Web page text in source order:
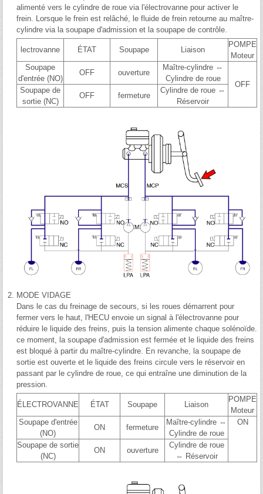
alimenté vers le cylindre de roue via l'électrovanne pour activer le
frein. Lorsque le frein est relâché, le fluide de frein retourne au maître-
cylindre via la soupape d'admission et la soupape de contrôle.
lectrovanne ÉTAT Soupape Liaison
POMPE
Moteur
Soupape
d'entrée (NO)
OFF ouverture
Maître-cylindre ⇔
Cylindre de roue
OFF
Soupape de
sortie (NC)
OFF fermeture
Cylindre de roue ⇔
Réservoir
2. MODE VIDAGE
Dans le cas du freinage de secours, si les roues démarrent pour
fermer vers le haut, l'HECU envoie un signal à l'électrovanne pour
réduire le liquide des freins, puis la tension alimente chaque solénoïde.
ce moment, la soupape d'admission est fermée et le liquide des freins
est bloqué à partir du maître-cylindre. En revanche, la soupape de
sortie est ouverte et le liquide des freins circule vers le réservoir en
passant par le cylindre de roue, ce qui entraîne une diminution de la
pression.
ÉLECTROVANNE ÉTAT Soupape Liaison
POMPE
Moteur
Soupape d'entrée
(NO)
ON fermeture
Maître-cylindre ⇔
Cylindre de roue
ON
Soupape de sortie
(NC)
ON ouverture
Cylindre de roue
⇔ Réservoir